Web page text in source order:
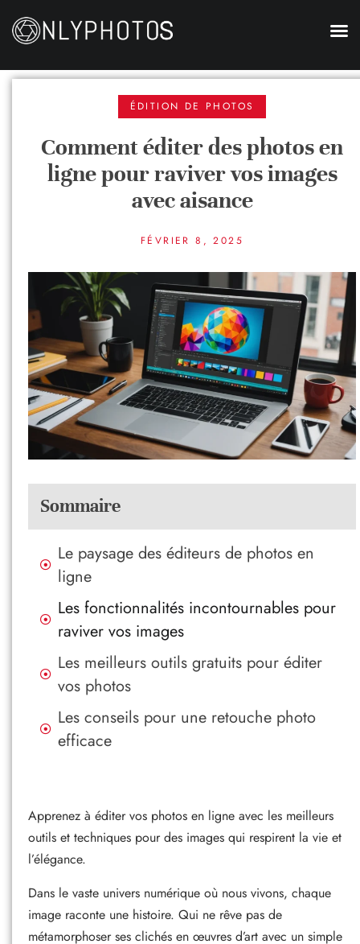
ÉDITION DE PHOTOS
Comment éditer des photos en
ligne pour raviver vos images
avec aisance
FÉVRIER 8, 2025
Sommaire
Le paysage des éditeurs de photos en
ligne
Les fonctionnalités incontournables pour
raviver vos images
Les meilleurs outils gratuits pour éditer
vos photos
Les conseils pour une retouche photo
efficace
Apprenez à éditer vos photos en ligne avec les meilleurs
outils et techniques pour des images qui respirent la vie et
l’élégance.
Dans le vaste univers numérique où nous vivons, chaque
image raconte une histoire. Qui ne rêve pas de
métamorphoser ses clichés en œuvres d’art avec un simple